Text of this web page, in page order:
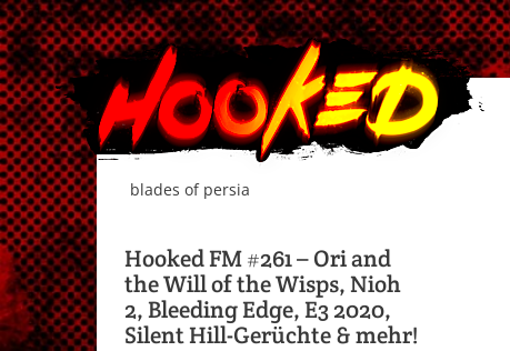
blades of persia
Hooked FM #261 – Ori and
the Will of the Wisps, Nioh
2, Bleeding Edge, E3 2020,
Silent Hill-Gerüchte & mehr!